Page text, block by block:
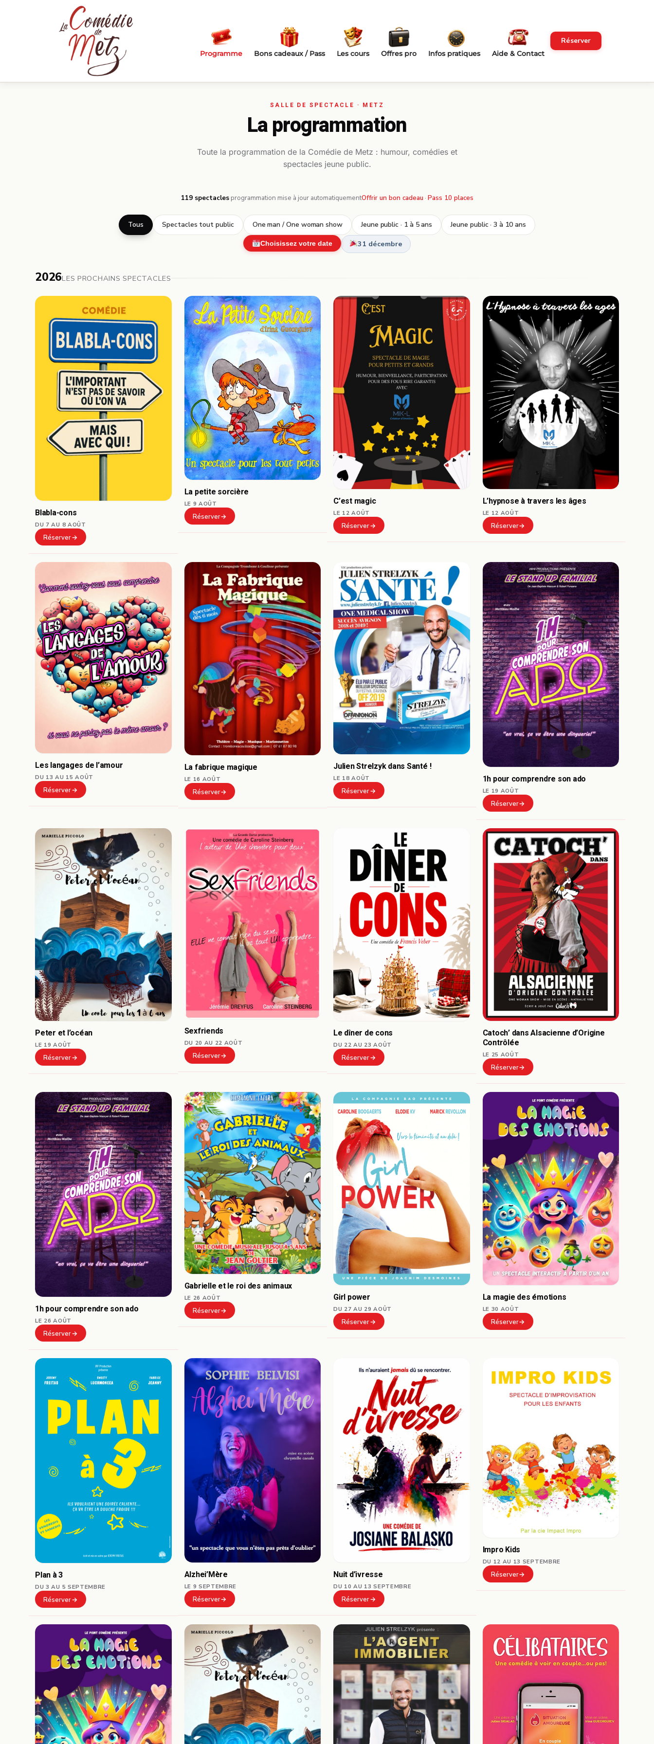
Passer au contenu principal
Programme Bons cadeaux / Pass Les cours Offres pro Infos pratiques Aide & Contact
Réserver
La programmation
Toute la programmation de la Comédie de Metz : humour, comédies et
spectacles jeune public.
119 spectacles· programmation mise à jour automatiquementOffrir un bon cadeau · Pass 10 places
Tous Spectacles tout public One man / One woman show Jeune public · 1 à 5 ans Jeune public · 3 à 10 ans
Choisissez votre date 31 décembre
2026LES PROCHAINS SPECTACLES
Blabla-cons
DU 7 AU 8 AOÛT
Réserver
La petite sorcière
LE 9 AOÛT
Réserver
C’est magic
LE 12 AOÛT
Réserver
L’hypnose à travers les âges
LE 12 AOÛT
Réserver
Les langages de l’amour
DU 13 AU 15 AOÛT
Réserver
La fabrique magique
LE 16 AOÛT
Réserver
Julien Strelzyk dans Santé !
LE 18 AOÛT
Réserver
1h pour comprendre son ado
LE 19 AOÛT
Réserver
Peter et l’océan
LE 19 AOÛT
Réserver
Sexfriends
DU 20 AU 22 AOÛT
Réserver
Le dîner de cons
DU 22 AU 23 AOÛT
Réserver
Catoch’ dans Alsacienne d’Origine
Contrôlée
LE 25 AOÛT
Réserver
1h pour comprendre son ado
LE 26 AOÛT
Réserver
Gabrielle et le roi des animaux
LE 26 AOÛT
Réserver
Girl power
DU 27 AU 29 AOÛT
Réserver
La magie des émotions
LE 30 AOÛT
Réserver
Plan à 3
DU 3 AU 5 SEPTEMBRE
Réserver
Alzhei’Mère
LE 9 SEPTEMBRE
Réserver
Nuit d’ivresse
DU 10 AU 13 SEPTEMBRE
Réserver
Impro Kids
DU 12 AU 13 SEPTEMBRE
Réserver